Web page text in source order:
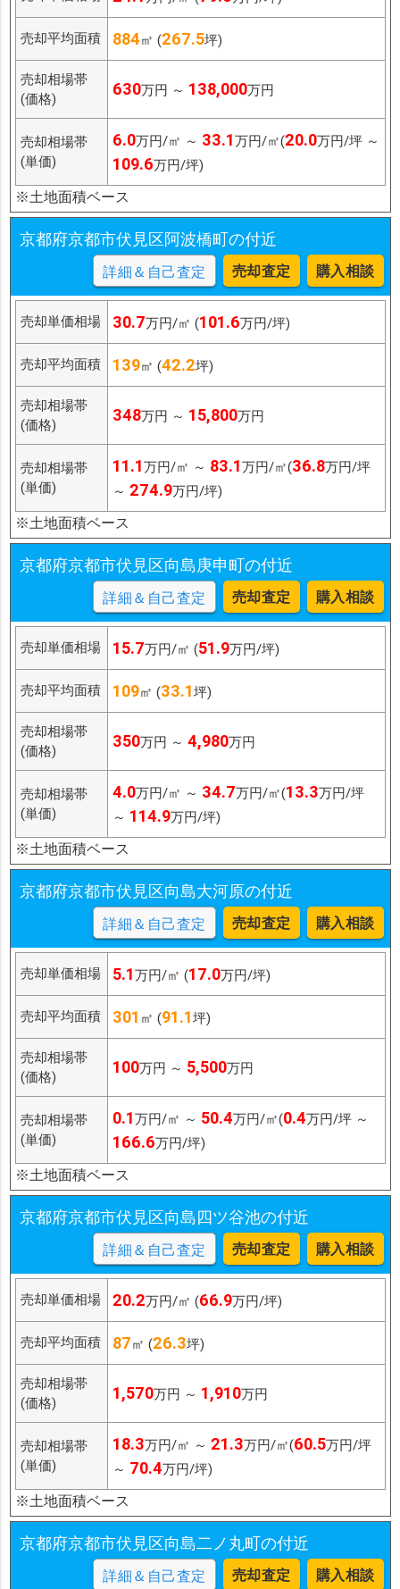
売却平均面積 884㎡ (267.5坪)
売却相場帯
(価格)
630万円 ～ 138,000万円
売却相場帯
(単価)
6.0万円/㎡ ～ 33.1万円/㎡(20.0万円/坪 ～
109.6万円/坪)
※土地面積ベース
京都府京都市伏見区阿波橋町の付近
詳細＆自己査定 売却査定 購入相談
売却単価相場 30.7万円/㎡ (101.6万円/坪)
売却平均面積 139㎡ (42.2坪)
売却相場帯
(価格)
348万円 ～ 15,800万円
売却相場帯
(単価)
11.1万円/㎡ ～ 83.1万円/㎡(36.8万円/坪
～ 274.9万円/坪)
※土地面積ベース
京都府京都市伏見区向島庚申町の付近
詳細＆自己査定 売却査定 購入相談
売却単価相場 15.7万円/㎡ (51.9万円/坪)
売却平均面積 109㎡ (33.1坪)
売却相場帯
(価格)
350万円 ～ 4,980万円
売却相場帯
(単価)
4.0万円/㎡ ～ 34.7万円/㎡(13.3万円/坪
～ 114.9万円/坪)
※土地面積ベース
京都府京都市伏見区向島大河原の付近
詳細＆自己査定 売却査定 購入相談
売却単価相場 5.1万円/㎡ (17.0万円/坪)
売却平均面積 301 ㎡ (91.1坪)
売却相場帯
(価格)
100万円 ～ 5,500万円
売却相場帯
(単価)
0.1万円/㎡ ～ 50.4万円/㎡(0.4万円/坪 ～
166.6万円/坪)
※土地面積ベース
京都府京都市伏見区向島四ツ谷池の付近
詳細＆自己査定 売却査定 購入相談
売却単価相場 20.2万円/㎡ (66.9万円/坪)
売却平均面積 87㎡ (26.3坪)
売却相場帯
(価格)
1,570万円 ～ 1,910万円
売却相場帯
(単価)
18.3万円/㎡ ～ 21.3万円/㎡(60.5万円/坪
～ 70.4万円/坪)
※土地面積ベース
京都府京都市伏見区向島二ノ丸町の付近
詳細＆自己査定 売却査定 購入相談